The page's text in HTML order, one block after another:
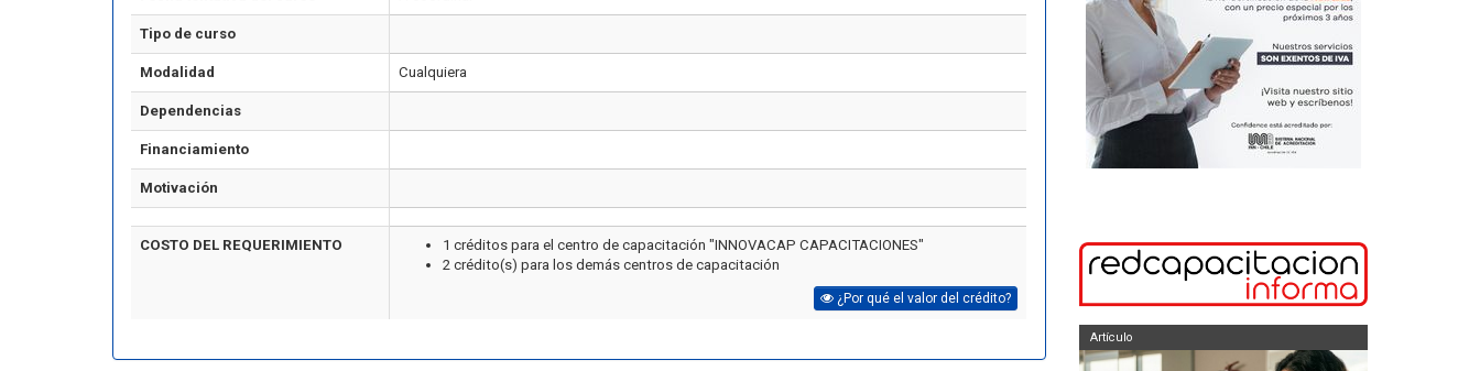
Tipo de curso
Modalidad Cualquiera
Dependencias
Financiamiento
Motivación
COSTO DEL REQUERIMIENTO
1 créditos para el centro de capacitación "INNOVACAP CAPACITACIONES"
2 crédito(s) para los demás centros de capacitación
¿Por qué el valor del crédito?
Artículo